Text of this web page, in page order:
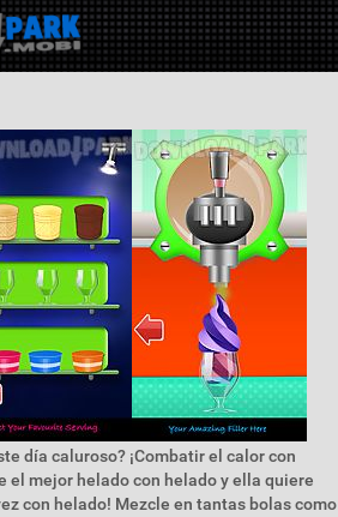
día caluroso? ¡Combatir el calor con
el mejor helado con helado y ella quiere
con helado! Mezcle en tantas bolas como